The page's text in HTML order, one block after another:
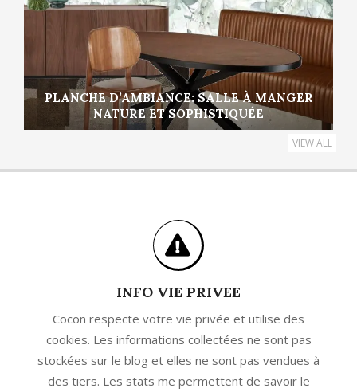
PLANCHE D’AMBIANCE: SALLE À MANGER
NATURE ET SOPHISTIQUÉE
VIEW ALL
INFO VIE PRIVEE
Cocon respecte votre vie privée et utilise des
cookies. Les informations collectées ne sont pas
stockées sur le blog et elles ne sont pas vendues à
des tiers. Les stats me permettent de savoir le